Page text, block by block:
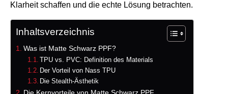
Klarheit schaffen und die echte Lösung betrachten.
Inhaltsverzeichnis
Was ist Matte Schwarz PPF?
TPU vs. PVC: Definition des Materials
Der Vorteil von Nass TPU
Die Stealth-Ästhetik